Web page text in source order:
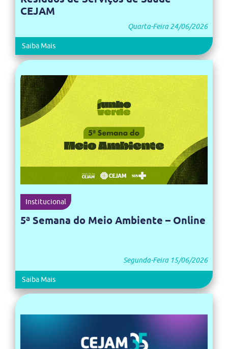
CEJAM
Quarta-Feira 24/06/2026
Saiba Mais
Institucional
5ª Semana do Meio Ambiente – Online
Segunda-Feira 15/06/2026
Saiba Mais